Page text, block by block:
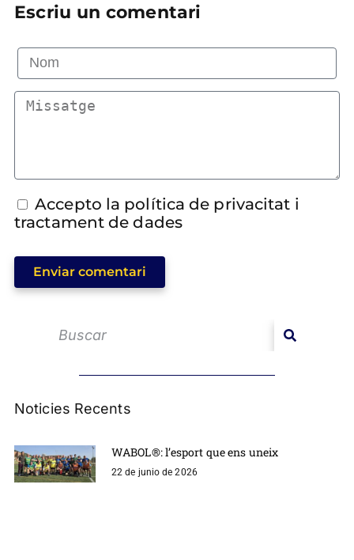
Escriu un comentari
Accepto la política de privacitat i
tractament de dades
Enviar comentari
Noticies Recents
WABOL®: l’esport que ens uneix
22 de junio de 2026